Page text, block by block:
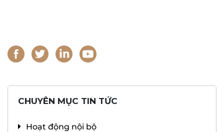
CHUYÊN MỤC TIN TỨC
Hoạt động nội bộ